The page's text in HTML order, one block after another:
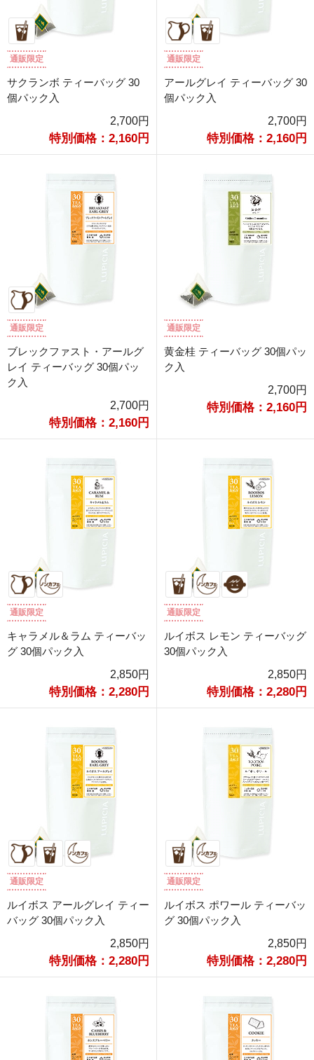
通販限定
サクランボ ティーバッグ 30
個パック入
2,700円
特別価格：2,160円
通販限定
アールグレイ ティーバッグ 30
個パック入
2,700円
特別価格：2,160円
通販限定
ブレックファスト・アールグ
レイ ティーバッグ 30個パッ
ク入
2,700円
特別価格：2,160円
通販限定
黄金桂 ティーバッグ 30個パッ
ク入
2,700円
特別価格：2,160円
通販限定
キャラメル＆ラム ティーバッ
グ 30個パック入
2,850円
特別価格：2,280円
通販限定
ルイボス レモン ティーバッグ
30個パック入
2,850円
特別価格：2,280円
通販限定
ルイボス アールグレイ ティー
バッグ 30個パック入
2,850円
特別価格：2,280円
通販限定
ルイボス ポワール ティーバッ
グ 30個パック入
2,850円
特別価格：2,280円